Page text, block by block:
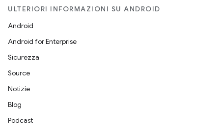
ULTERIORI INFORMAZIONI SU ANDROID
Android
Android for Enterprise
Sicurezza
Source
Notizie
Blog
Podcast